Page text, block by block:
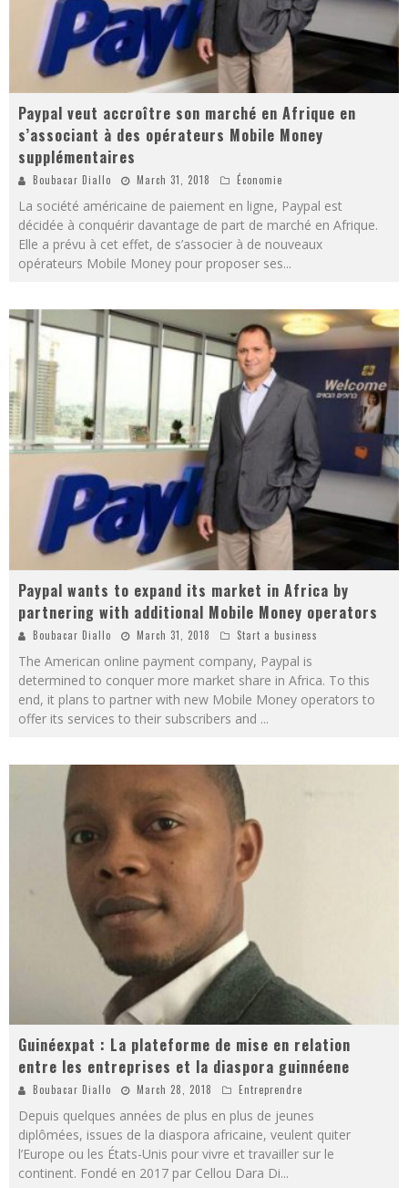
Paypal veut accroître son marché en Afrique en
s’associant à des opérateurs Mobile Money
supplémentaires
Boubacar Diallo March 31, 2018 Économie
La société américaine de paiement en ligne, Paypal est
décidée à conquérir davantage de part de marché en Afrique.
Elle a prévu à cet effet, de s’associer à de nouveaux
opérateurs Mobile Money pour proposer ses...
Paypal wants to expand its market in Africa by
partnering with additional Mobile Money operators
Boubacar Diallo March 31, 2018 Start a business
The American online payment company, Paypal is
determined to conquer more market share in Africa. To this
end, it plans to partner with new Mobile Money operators to
offer its services to their subscribers and ...
Guinéexpat : La plateforme de mise en relation
entre les entreprises et la diaspora guinnéene
Boubacar Diallo March 28, 2018 Entreprendre
Depuis quelques années de plus en plus de jeunes
diplômées, issues de la diaspora africaine, veulent quiter
l’Europe ou les États-Unis pour vivre et travailler sur le
continent. Fondé en 2017 par Cellou Dara Di...